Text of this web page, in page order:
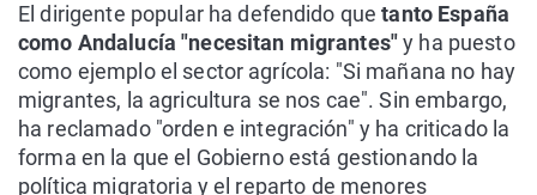
El dirigente popular ha defendido que tanto España
como Andalucía "necesitan migrantes"y ha puesto
como ejemplo el sector agrícola: "Si mañana no hay
migrantes, la agricultura se nos cae". Sin embargo,
ha reclamado "orden e integración" y ha criticado la
forma en la que el Gobierno está gestionando la
política migratoria y el reparto de menores